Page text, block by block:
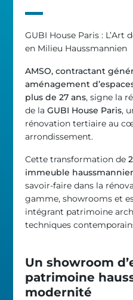
GUBI House Paris : L’Art
en Milieu Haussmannien
AMSO, contractant
aménagement
plus de 27 ans, signe la
de laGUBI House Paris,
rénovation tertiaire au
arrondissement.
Cette transformation de
immeuble
savoir-faire dans la
gamme, showrooms et
intégrant patrimoine
techniques
Un showroom
patrimoine
modernité